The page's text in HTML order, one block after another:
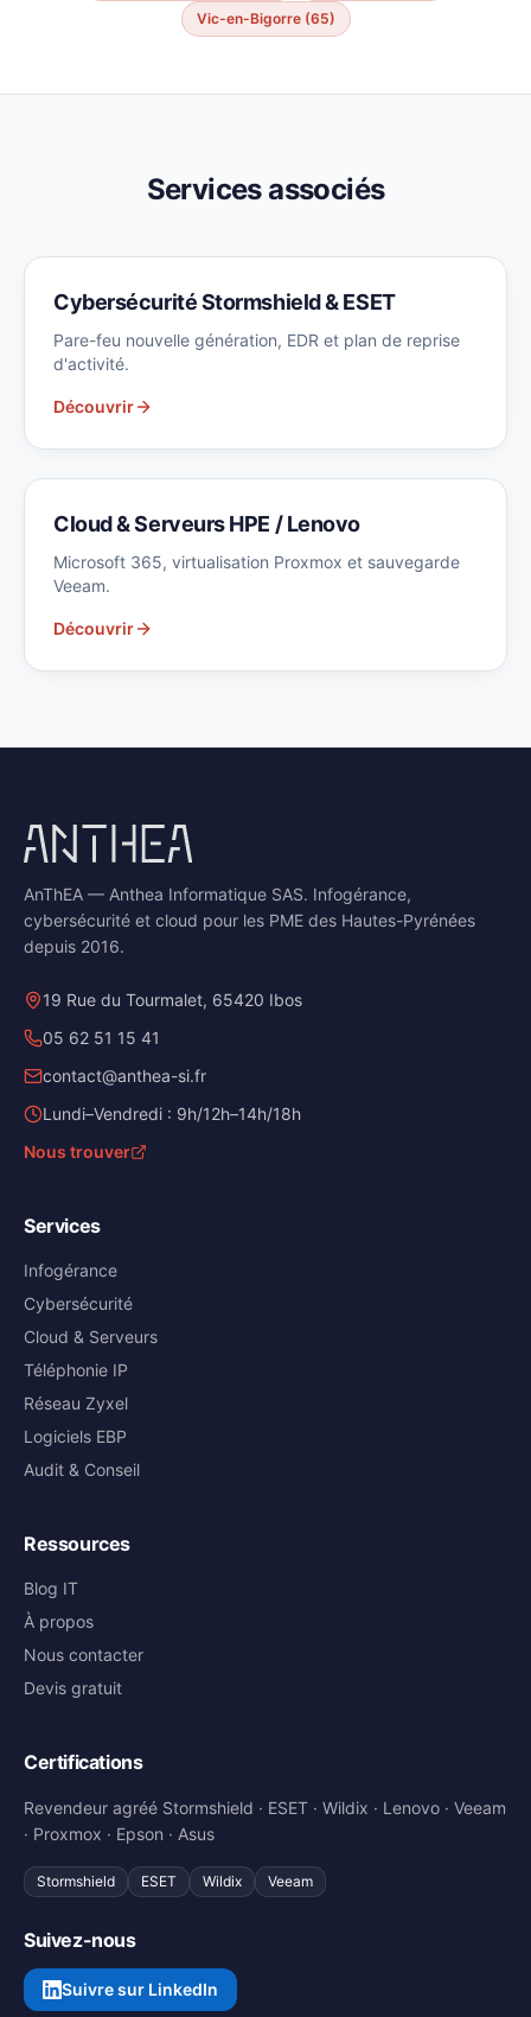
Vic-en-Bigorre(65)
Services associés
Cybersécurité Stormshield & ESET
Pare-feu nouvelle génération, EDR et plan de reprise
d'activité.
Découvrir
Cloud & Serveurs HPE / Lenovo
Microsoft 365, virtualisation Proxmox et sauvegarde
Veeam.
Découvrir
AnThEA — Anthea Informatique SAS. Infogérance,
cybersécurité et cloud pour les PME des Hautes-Pyrénées
depuis 2016.
19 Rue du Tourmalet, 65420 Ibos
05 62 51 15 41
contact@anthea-si.fr
Lundi–Vendredi : 9h/12h–14h/18h
Nous trouver
Services
Infogérance
Cybersécurité
Cloud & Serveurs
Téléphonie IP
Réseau Zyxel
Logiciels EBP
Audit & Conseil
Ressources
Blog IT
À propos
Nous contacter
Devis gratuit
Certifications
Revendeur agréé Stormshield · ESET · Wildix · Lenovo · Veeam
· Proxmox · Epson · Asus
Stormshield ESET Wildix Veeam
Suivez-nous
Suivre sur LinkedIn